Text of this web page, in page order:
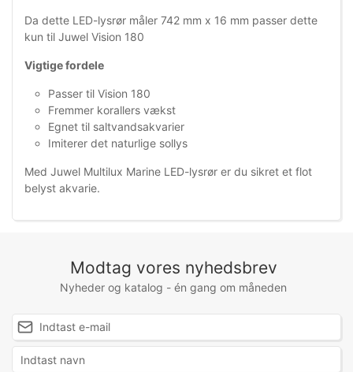
Da dette LED-lysrør måler 742 mm x 16 mm passer dette
kun til Juwel Vision 180
Vigtige fordele
Passer til Vision 180
Fremmer korallers vækst
Egnet til saltvandsakvarier
Imiterer det naturlige sollys
Med Juwel Multilux Marine LED-lysrør er du sikret et flot
belyst akvarie.
Modtag vores nyhedsbrev
Nyheder og katalog - én gang om måneden